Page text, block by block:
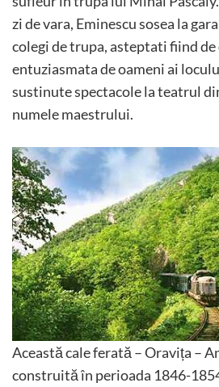
zi de vara, Eminescu sosea la
colegi de trupa, asteptati fiind
entuziasmata de oameni ai
sustinute spectacole la teatrul
numele maestrului.
Această cale ferată – Oravița –
construită în perioada 1846-